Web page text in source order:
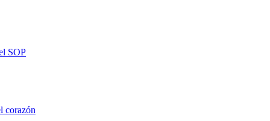
SOP
corazón